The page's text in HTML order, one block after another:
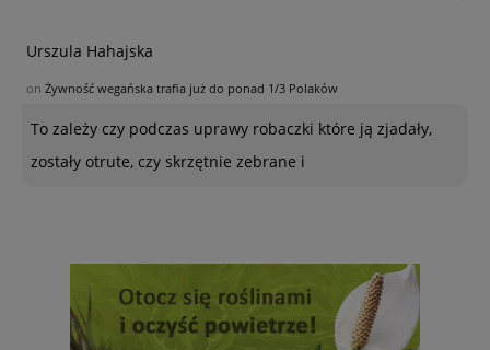
Urszula Hahajska
on Żywność wegańska trafia już do ponad 1/3 Polaków
To zależy czy podczas uprawy robaczki które ją zjadały,
zostały otrute, czy skrzętnie zebrane i